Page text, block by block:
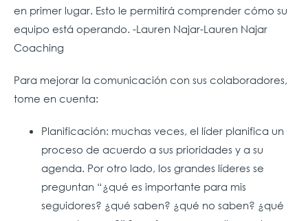
en primer lugar. Esto le permitirá comprender cómo su
equipo está operando. -Lauren Najar-Lauren Najar
Coaching
Para mejorar la comunicación con sus colaboradores,
tome en cuenta:
Planificación: muchas veces, el líder planifica un
proceso de acuerdo a sus prioridades y a su
agenda. Por otro lado, los grandes líderes se
preguntan “¿qué es importante para mis
seguidores? ¿qué saben? ¿qué no saben? ¿qué